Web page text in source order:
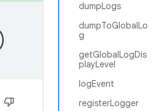
dumpLogs
dumpToGlobalLo
g
getGlobalLogDis
playLevel
logEvent
registerLogger